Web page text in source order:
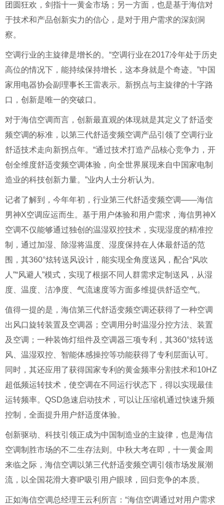
团圆狂欢，剑指十一黄金市场；另一方面，也是基于海信对
于技术和产品创新实力的信心，是对于用户需求的深刻洞
察。
空调行业的主旋律是增长的。“空调行业在2017冷年处于历史
高位的情况下，能持续保持增长，这本身就是个奇迹。”中国
家用电器协会副理事长王雷表示。新拐点与主旋律的十字路
口，创新是唯一的突破口。
对于海信空调而言，创新最直观的体现就是其定义了舒适变
频空调的标准，以第三代舒适变频空调产品引领了空调行业
舒适技术走向新拐点年。“通过技术打造产品核心竞争力，开
创全维度舒适变频空调体验，向全世界展现来自中国家电制
造业的科技创新力量。”业内人士分析认为。
记者了解到，今年年初，行业第三代舒适变频空调——海信
男神X空调应运而生。基于用户体验和用户需求，海信男神X
空调不仅能够通过独创的温湿双控技术，实现湿度的精准控
制，通过加湿、除湿将温度、湿度保持在人体最舒适的范
围，其360°炫转送风设计，能实现全角度送风，配合“风吹
人”“风避人”模式，实现了根据不同人群需求定制送风，从湿
度、温度、洁净度、气流速度等方面多维提供舒适空气。
值得一提的是，海信第三代舒适变频空调还获得了一种空调
出风口旋转装置及空调器；空调用分时温湿分控方法、装置
及空调；一种装饰灯组件及空调器三项专利，其360°炫转送
风、温湿双控、智能体感操控等功能获得了专利层面认可。
同时，其还应用了获得国家专利的黄金频率分割技术和10HZ
超低频运转技术，使空调在不同运行状态下，得以实现最佳
运转频率。QSD急速启动技术，可以让压缩机通过快速升频
控制，全面提升用户舒适度体验。
创新驱动、科技引领正成为中国制造业的主旋律，也是海信
空调制胜市场的不二生存法则。中秋大考在即，十一黄金周
来临之际，海信空调以第三代舒适变频空调引领市场发展潮
流，以全国花滑大赛IP吸引用户眼球，回归竞争的本质。
正如海信空调总经理王云利所言：“海信空调通过对用户需求